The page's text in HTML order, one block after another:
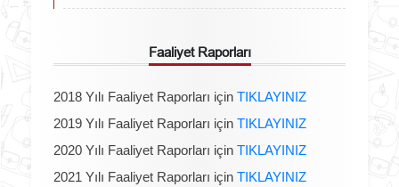
Faaliyet Raporları
2018 Yılı Faaliyet Raporları için TIKLAYINIZ
2019 Yılı Faaliyet Raporları için TIKLAYINIZ
2020 Yılı Faaliyet Raporları için TIKLAYINIZ
2021 Yılı Faaliyet Raporları için TIKLAYINIZ